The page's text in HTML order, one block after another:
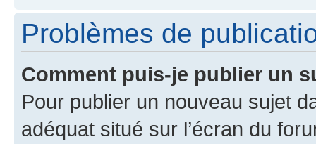
Problèmes de
Comment puis-je publier un
Pour publier un nouveau sujet
adéquat situé sur l’écran du